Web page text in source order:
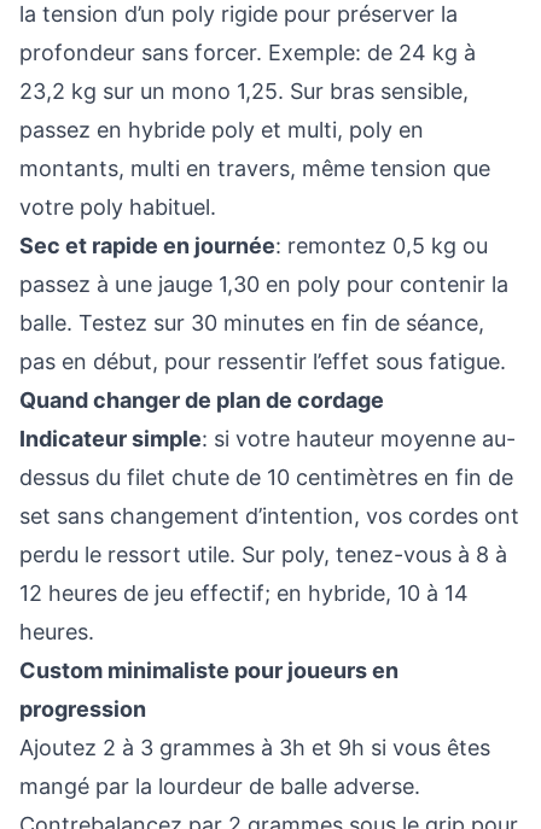
la tension d’un poly rigide pour préserver la
profondeur sans forcer. Exemple: de 24 kg à
23,2 kg sur un mono 1,25. Sur bras sensible,
passez en hybride poly et multi, poly en
montants, multi en travers, même tension que
votre poly habituel.
Sec et rapide en journée: remontez 0,5 kg ou
passez à une jauge 1,30 en poly pour contenir la
balle. Testez sur 30 minutes en fin de séance,
pas en début, pour ressentir l’effet sous fatigue.
Quand changer de plan de cordage
Indicateur simple: si votre hauteur moyenne au-
dessus du filet chute de 10 centimètres en fin de
set sans changement d’intention, vos cordes ont
perdu le ressort utile. Sur poly, tenez-vous à 8 à
12 heures de jeu effectif; en hybride, 10 à 14
heures.
Custom minimaliste pour joueurs en
progression
Ajoutez 2 à 3 grammes à 3h et 9h si vous êtes
mangé par la lourdeur de balle adverse.